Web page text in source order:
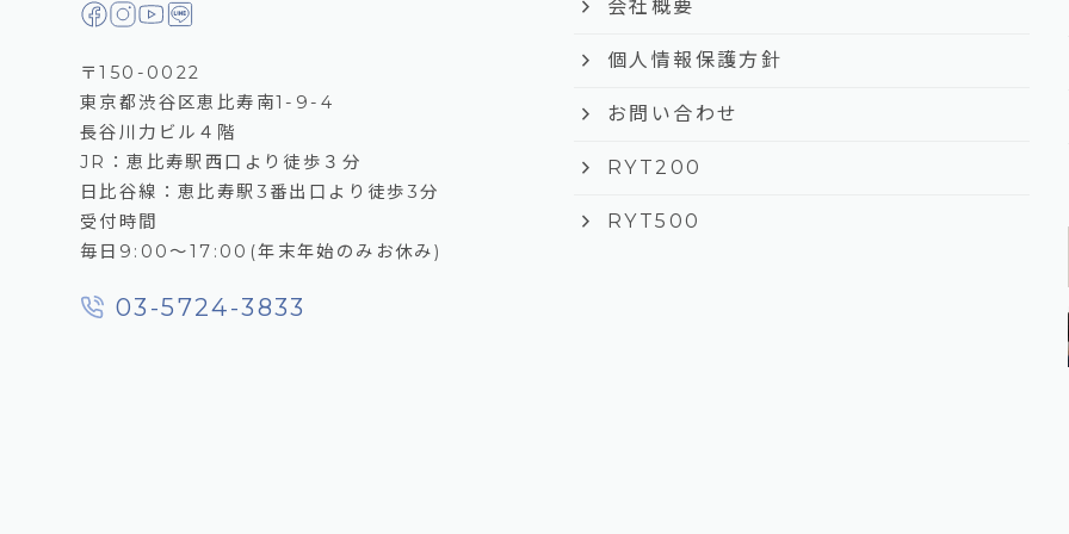
〒150-0022
東京都渋谷区恵比寿南1-9-4
長谷川力ビル４階
JR：恵比寿駅西口より徒歩３分
日比谷線：恵比寿駅3番出口より徒歩3分
受付時間
毎日9:00～17:00(年末年始のみお休み)
03-5724-3833
keyboard_arrow_right 会社概要
keyboard_arrow_right 個人情報保護方針
keyboard_arrow_right お問い合わせ
keyboard_arrow_right RYT200
keyboard_arrow_right RYT500